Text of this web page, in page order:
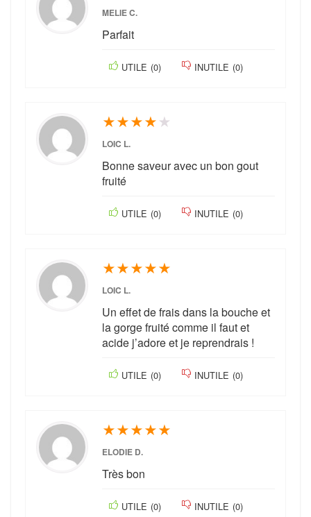
MELIE C.
Parfait
UTILE (0) INUTILE (0)
★★★★★
LOIC L.
Bonne saveur avec un bon gout
fruité
UTILE (0) INUTILE (0)
★★★★★
LOIC L.
Un effet de frais dans la bouche et
la gorge fruité comme il faut et
acide j’adore et je reprendrais !
UTILE (0) INUTILE (0)
★★★★★
ELODIE D.
Très bon
UTILE (0) INUTILE (0)